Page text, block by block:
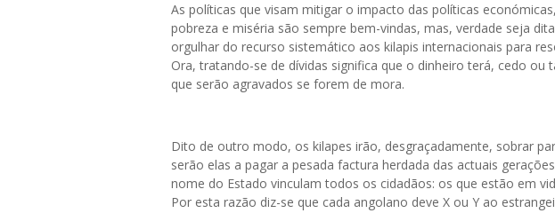
As políticas que visam mitigar o impacto das políticas
pobreza e miséria são sempre bem-vindas, mas, verdade seja
orgulhar do recurso sistemático aos kilapis internacionais para
Ora, tratando-se de dívidas significa que o dinheiro terá, cedo ou
que serão agravados se forem de mora.
Dito de outro modo, os kilapes irão, desgraçadamente, sobrar
serão elas a pagar a pesada factura herdada das actuais
nome do Estado vinculam todos os cidadãos: os que estão em
Por esta razão diz-se que cada angolano deve X ou Y ao